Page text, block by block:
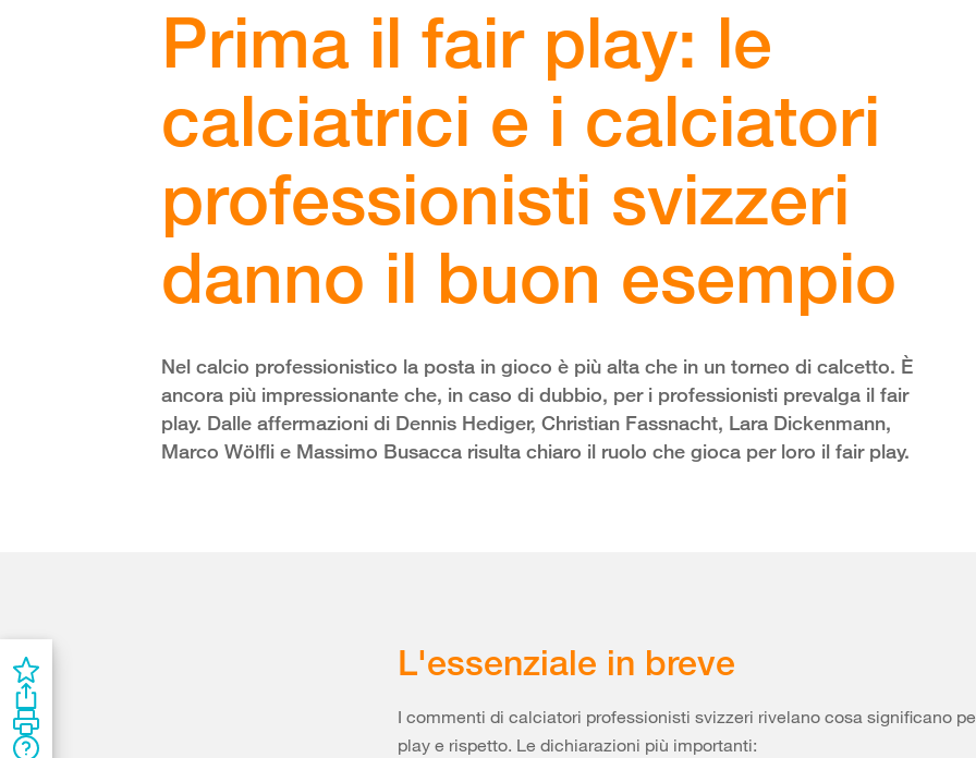
Prima il fair play: le
calciatrici e i calciatori
professionisti svizzeri
danno il buon esempio
Nel calcio professionistico la posta in gioco è più alta che in un torneo di calcetto. È
ancora più impressionante che, in caso di dubbio, per i professionisti prevalga il fair
play. Dalle affermazioni di Dennis Hediger, Christian Fassnacht, Lara Dickenmann,
Marco Wölfli e Massimo Busacca risulta chiaro il ruolo che gioca per loro il fair play.
L'essenziale in breve
I commenti di calciatori professionisti svizzeri rivelano cosa significano
play e rispetto. Le dichiarazioni più importanti: